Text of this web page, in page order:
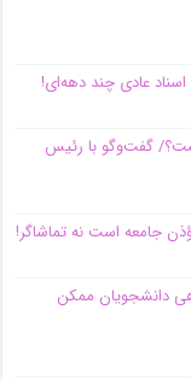
عادی چند‌ دهه‌ای!
گفت‌وگو با رئیس
جامعه است نه تماشاگر!
دانشجویان ممکن